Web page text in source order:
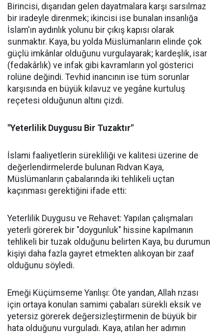
Birincisi, dışarıdan gelen dayatmalara karşı sarsılmaz
bir iradeyle direnmek; ikincisi ise bunalan insanlığa
İslam'ın aydınlık yolunu bir çıkış kapısı olarak
sunmaktır. Kaya, bu yolda Müslümanların elinde çok
güçlü imkânlar olduğunu vurgulayarak; kardeşlik, isar
(fedakârlık) ve infak gibi kavramların yol gösterici
rolüne değindi. Tevhid inancının ise tüm sorunlar
karşısında en büyük kılavuz ve yegâne kurtuluş
reçetesi olduğunun altını çizdi.
"Yeterlilik Duygusu Bir Tuzaktır"
İslami faaliyetlerin sürekliliği ve kalitesi üzerine de
değerlendirmelerde bulunan Rıdvan Kaya,
Müslümanların çabalarında iki tehlikeli uçtan
kaçınması gerektiğini ifade etti:
Yeterlilik Duygusu ve Rehavet: Yapılan çalışmaları
yeterli görerek bir "doygunluk" hissine kapılmanın
tehlikeli bir tuzak olduğunu belirten Kaya, bu durumun
kişiyi daha fazla gayret etmekten alıkoyan bir zaaf
olduğunu söyledi.
Emeği Küçümseme Yanlışı: Öte yandan, Allah rızası
için ortaya konulan samimi çabaları sürekli eksik ve
yetersiz görerek değersizleştirmenin de büyük bir
hata olduğunu vurguladı. Kaya, atılan her adımın